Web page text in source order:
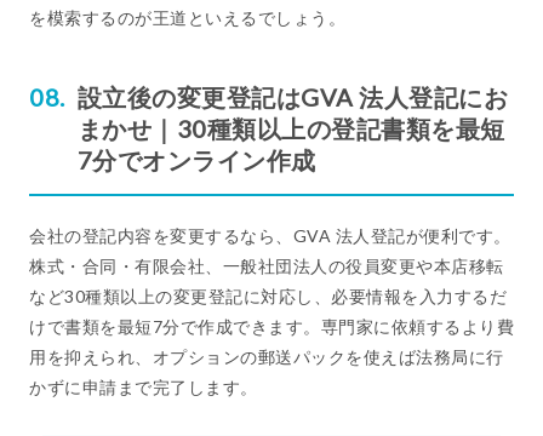
を模索するのが王道といえるでしょう。
設立後の変更登記はGVA 法人登記にお
まかせ｜30種類以上の登記書類を最短
7分でオンライン作成
会社の登記内容を変更するなら、GVA 法人登記が便利です。
株式・合同・有限会社、一般社団法人の役員変更や本店移転
など30種類以上の変更登記に対応し、必要情報を入力するだ
けで書類を最短7分で作成できます。専門家に依頼するより費
用を抑えられ、オプションの郵送パックを使えば法務局に行
かずに申請まで完了します。